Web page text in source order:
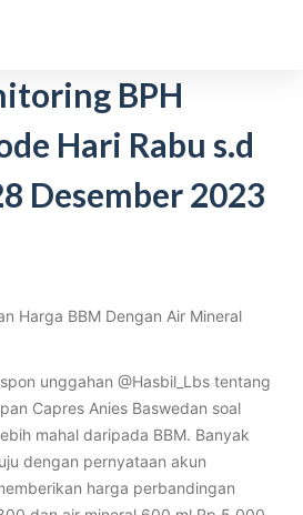
BPH
Hari Rabu s.d
Desember 2023
Harga BBM Dengan Air Mineral
unggahan @Hasbil_Lbs tentang
Capres Anies Baswedan soal
mahal daripada BBM. Banyak
dengan pernyataan akun
harga perbandingan